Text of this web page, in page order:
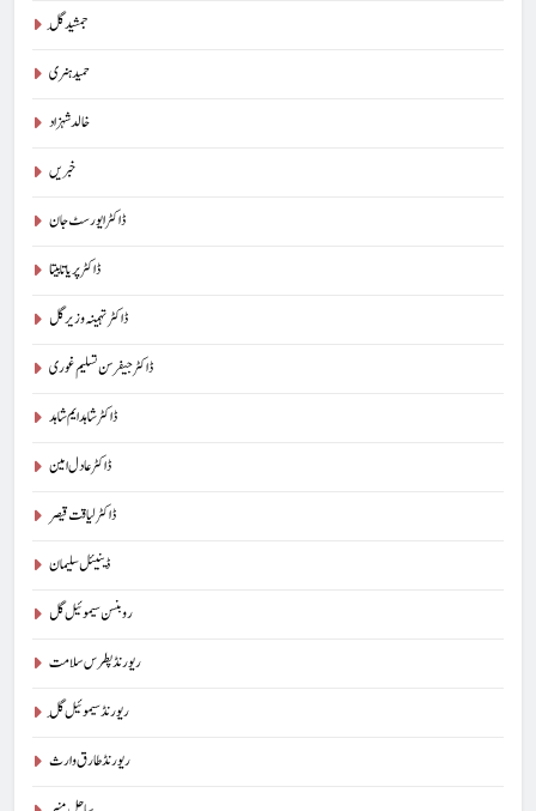
جمشید گِل
حمید ہنری
خالد شہزاد
خبریں
ڈاکٹر ایورسٹ جان
ڈاکٹر پریا تابیتا
ڈاکٹر تہمینہ وزیر گل
ڈاکٹر جیفرسن تسلیم غوری
ڈاکٹر شاہد ایم شاہد
ڈاکٹر عادل امین
ڈاکٹر لیاقت قیصر
ڈینیئل سلیمان
روبنسن سیموئیل گل
ریورنڈ پطرس سلامت
ریورنڈ سیموئیل گِل
ریورنڈ طارق وارث